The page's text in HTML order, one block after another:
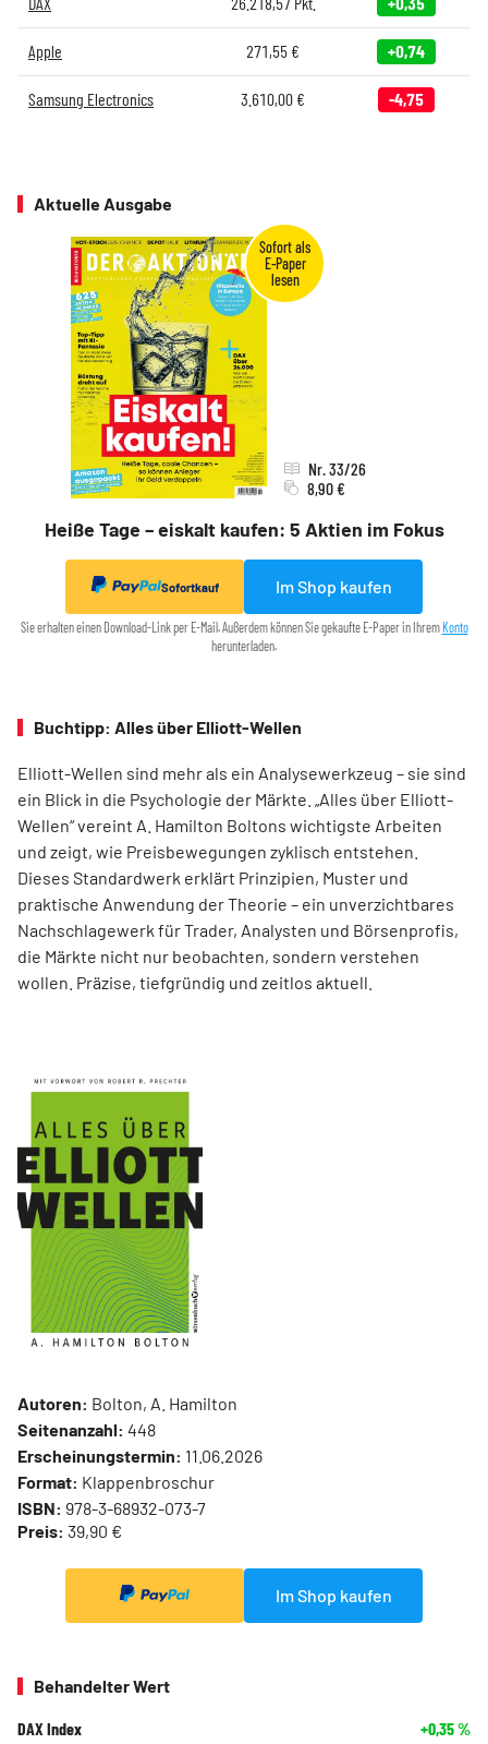
Apple 271,55 € +0,74
Samsung Electronics 3.610,00 € -4,75
Aktuelle Ausgabe
Heiße Tage – eiskalt kaufen: 5 Aktien im Fokus
Nr. 33/26
8,90 €
Sofortkauf Im Shop kaufen
Sie erhalten einen Download-Link per E-Mail. Außerdem können Sie gekaufte E-Paper in Ihrem Konto
herunterladen.
Buchtipp: Alles über Elliott-Wellen
Elliott-Wellen sind mehr als ein Analysewerkzeug – sie sind
ein Blick in die Psychologie der Märkte. „Alles über Elliott-
Wellen“ vereint A. Hamilton Boltons wichtigste Arbeiten
und zeigt, wie Preisbewegungen zyklisch entstehen.
Dieses Standardwerk erklärt Prinzipien, Muster und
praktische Anwendung der Theorie – ein unverzichtbares
Nachschlagewerk für Trader, Analysten und Börsenprofis,
die Märkte nicht nur beobachten, sondern verstehen
wollen. Präzise, tiefgründig und zeitlos aktuell.
Autoren: Bolton, A. Hamilton
Seitenanzahl: 448
Erscheinungstermin: 11.06.2026
Format: Klappenbroschur
ISBN: 978-3-68932-073-7
Preis: 39,90 €
Im Shop kaufen
Behandelter Wert
DAX Index +0,35%